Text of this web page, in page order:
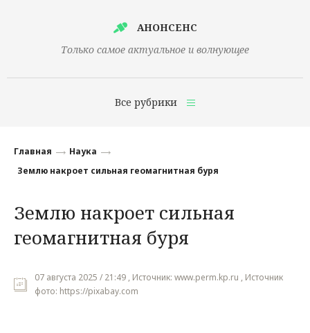
АНОНСЕНС
Только самое актуальное и волнующее
Все рубрики
Финансы
Наука
Культура
Общество
Главная
Наука
Землю накроет сильная геомагнитная буря
Землю накроет сильная
геомагнитная буря
07 августа 2025 / 21:49 , Источник: www.perm.kp.ru , Источник
фото: https://pixabay.com